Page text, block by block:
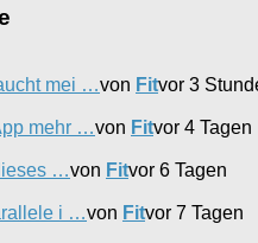
mei …von Fitvor 3
mehr …von Fitvor 4 Tagen
…von Fitvor 6 Tagen
i …von Fitvor 7 Tagen